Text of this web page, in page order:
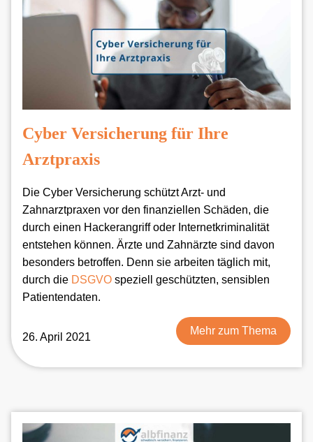
Cyber Versicherung für Ihre
Arztpraxis
Die Cyber Versicherung schützt Arzt- und
Zahnarztpraxen vor den finanziellen Schäden, die
durch einen Hackerangriff oder Internetkriminalität
entstehen können. Ärzte und Zahnärzte sind davon
besonders betroffen. Denn sie arbeiten täglich mit,
durch die DSGVO speziell geschützten, sensiblen
Patientendaten.
26. April 2021
Mehr zum Thema